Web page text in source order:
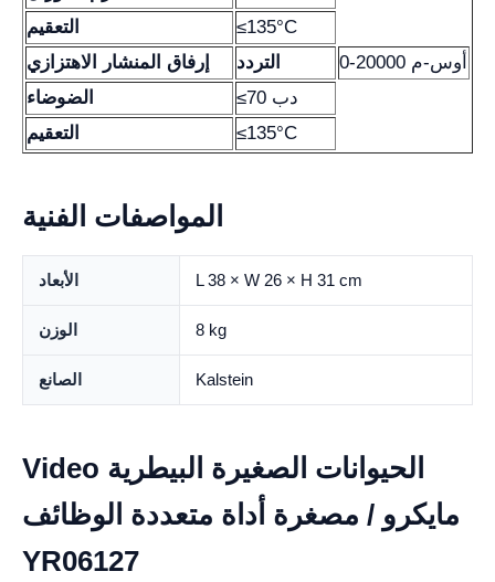
التعقيم
≤135°C
إرفاق المنشار الاهتزازي
التردد
0-20000 أوس-م
الضوضاء
≤70 دب
التعقيم
≤135°C
المواصفات الفنية
الأبعاد L 38 × W 26 × H 31 cm
الوزن 8 kg
الصانع Kalstein
Video الحيوانات الصغيرة البيطرية
مايكرو / مصغرة أداة متعددة الوظائف
YR06127